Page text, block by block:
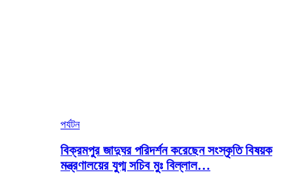
পর্যটন
বিক্রমপুর জাদুঘর পরিদর্শন করেছেন সংস্কৃতি বিষয়ক
মন্ত্রণালয়ের যুগ্ম সচিব মুঃ বিল্লাল…